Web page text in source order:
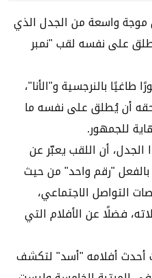
موجة واسعة من الجدل الذي
على نفسه لقب "نمبر
بالنرجسية و"الأنا"،
حقه أن يُطلق على نفسه ما
للجمهور.
الجدل، أن اللقب يعبّر عن
"رقم واحد" من حيث
التواصل الاجتماعي،
فضلًا عن الأفلام التي
أحدث أفلامه "أسد" لتكشف